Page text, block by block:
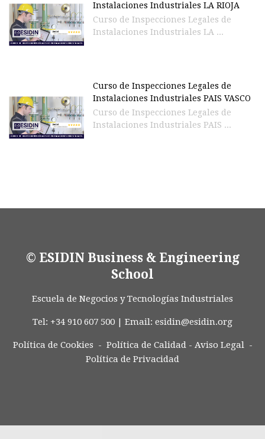
Instalaciones Industriales LA RIOJA
Curso de Inspecciones Legales de
Instalaciones Industriales LA ...
Curso de Inspecciones Legales de
Instalaciones Industriales PAIS VASCO
Curso de Inspecciones Legales de
Instalaciones Industriales PAIS ...
© ESIDIN Business & Engineering
School
Escuela de Negocios y Tecnologías Industriales
Tel: +34 910 607 500 | Email: esidin@esidin.org
Política de Cookies - Política de Calidad- Aviso Legal-
Política de Privacidad